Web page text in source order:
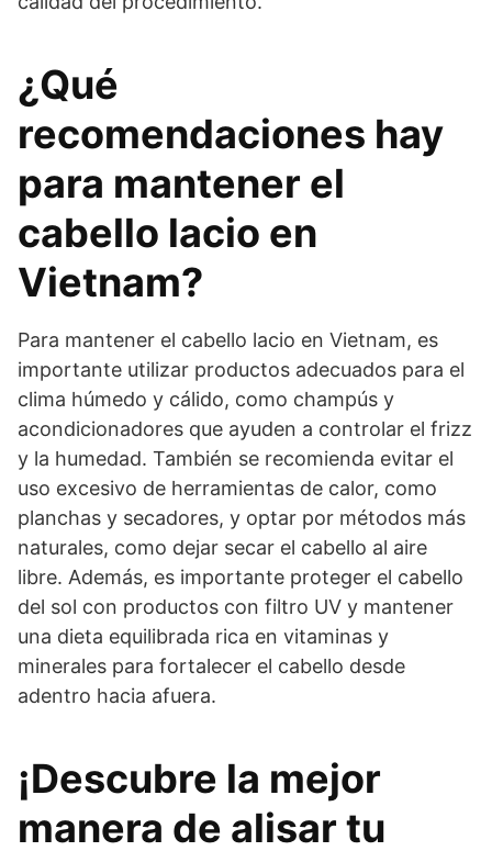
¿Qué
recomendaciones hay
para mantener el
cabello lacio en
Vietnam?
Para mantener el cabello lacio en Vietnam, es
importante utilizar productos adecuados para el
clima húmedo y cálido, como champús y
acondicionadores que ayuden a controlar el frizz
y la humedad. También se recomienda evitar el
uso excesivo de herramientas de calor, como
planchas y secadores, y optar por métodos más
naturales, como dejar secar el cabello al aire
libre. Además, es importante proteger el cabello
del sol con productos con filtro UV y mantener
una dieta equilibrada rica en vitaminas y
minerales para fortalecer el cabello desde
adentro hacia afuera.
¡Descubre la mejor
manera de alisar tu